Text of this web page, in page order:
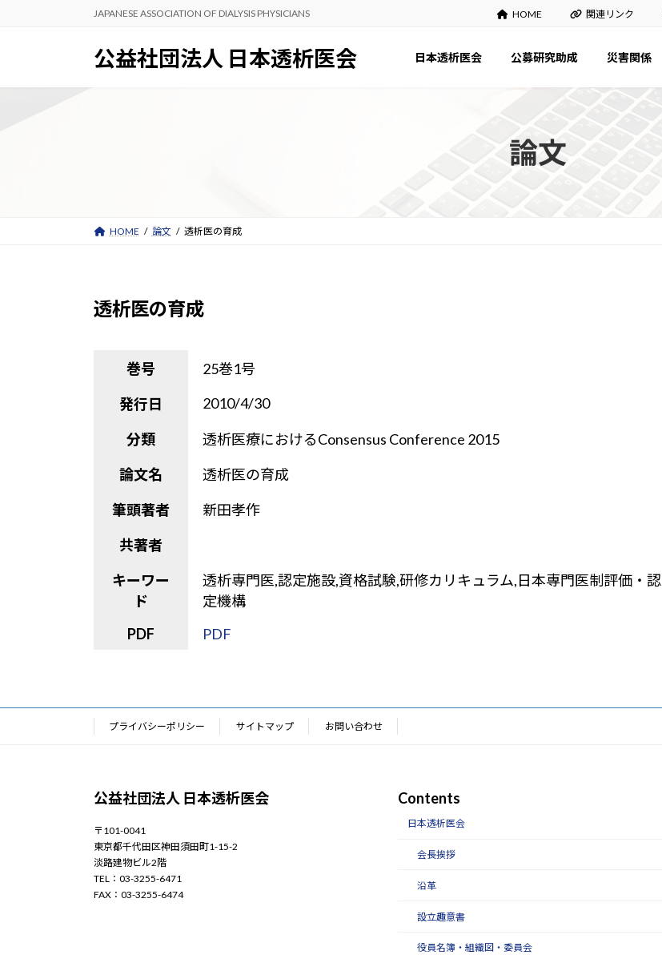
JAPANESE ASSOCIATION OF DIALYSIS PHYSICIANS HOME 関連リンク
公益社団法人 日本透析医会 日本透析医会 公募研究助成 災害関係
論文
HOME 論文 透析医の育成
透析医の育成
巻号
25巻1号
発行日
2010/4/30
分類
透析医療におけるConsensus Conference 2015
論文名
透析医の育成
筆頭著者
新田孝作
共著者
キーワー
ド
透析専門医,認定施設,資格試験,研修カリキュラム,日本専門医制評価・認
定機構
PDF
PDF
プライバシーポリシー サイトマップ お問い合わせ
公益社団法人 日本透析医会
〒101-0041
東京都千代田区神田須田町1-15-2
淡路建物ビル2階
TEL：03-3255-6471
FAX：03-3255-6474
Contents
日本透析医会
会長挨拶
沿革
設立趣意書
役員名簿・組織図・委員会